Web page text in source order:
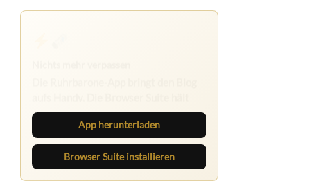
App herunterladen
Browser Suite installieren